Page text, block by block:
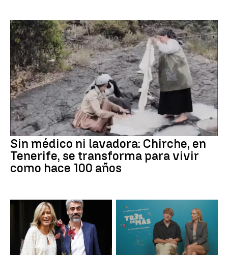
Sin médico ni lavadora: Chirche, en
Tenerife, se transforma para vivir
como hace 100 años